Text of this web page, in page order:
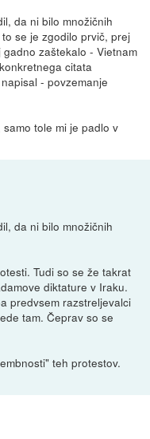
da ni bilo množičnih
se je zgodilo prvič, prej
zaštekalo - Vietnam
citata
- povzemanje
tole mi je padlo v
da ni bilo množičnih
Tudi so se že takrat
diktature v Iraku.
predvsem razstreljevalci
tam. Čeprav so se
teh protestov.